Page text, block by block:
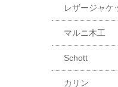
レザージャケ
マルニ木工
Schott
カリン